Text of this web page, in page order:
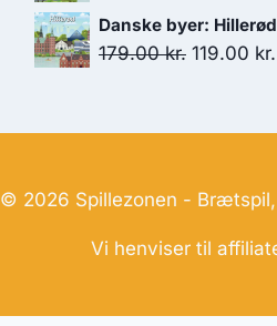
179.00
pris
Danske byer:
179.00kr. Den
119.00 kr.
© 2026 Spillezonen -
Vi henviser til